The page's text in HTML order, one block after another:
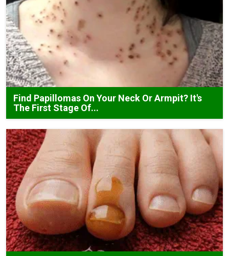
Find Papillomas On Your Neck Or Armpit? It's
The First Stage Of...